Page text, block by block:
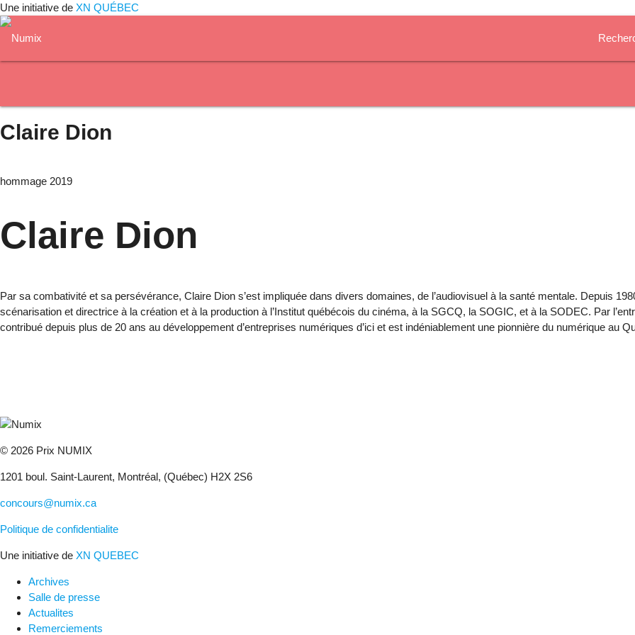
Une initiative de XN QUÉBEC
Claire Dion
hommage 2019
Claire Dion
Par sa combativité et sa persévérance, Claire Dion s’est impliquée dans divers domaines, de l’audiovisuel à la santé mentale. Depuis
scénarisation et directrice à la création et à la production à l’Institut québécois du cinéma, à la SGCQ, la SOGIC, et à la SODEC. Par
contribué depuis plus de 20 ans au développement d’entreprises numériques d’ici et est indéniablement une pionnière du numérique au
© 2026 Prix NUMIX
1201 boul. Saint-Laurent, Montréal, (Québec) H2X 2S6
concours@numix.ca
Politique de confidentialite
Une initiative de XN QUEBEC
Archives
Salle de presse
Actualites
Remerciements